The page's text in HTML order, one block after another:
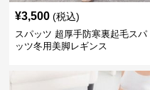
¥3,500 (税込)
スパッツ 超厚手防寒裏起毛スパ
ッツ冬用美脚レギンス